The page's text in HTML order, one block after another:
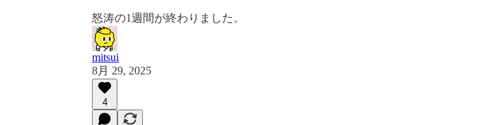
怒涛の1週間が終わりました。
mitsui
8月 29, 2025
4